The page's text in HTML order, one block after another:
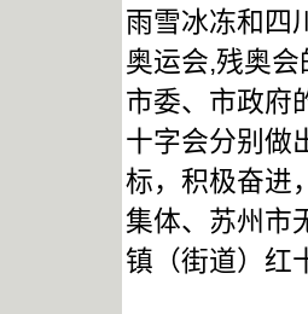
雨雪冰冻和四
奥运会,残奥
市委、市政府
十字会分别做
标，积极奋进
集体、苏州市
镇（街道）红